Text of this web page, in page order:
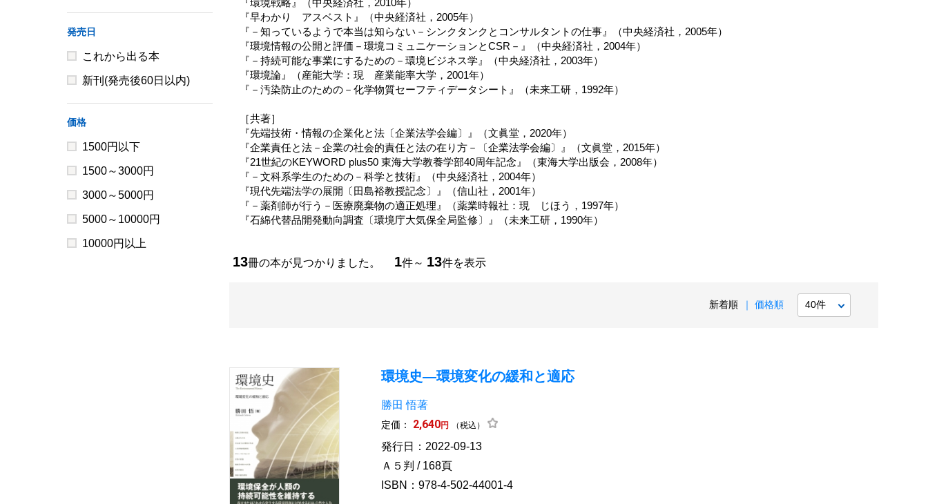
『早わかり アスベスト』（中央経済社，2005年）
『－知っているようで本当は知らない－シンクタンクとコンサルタントの仕事』（中央経済社，2005年）
『環境情報の公開と評価－環境コミュニケーションとCSR－』（中央経済社，2004年）
『－持続可能な事業にするための－環境ビジネス学』（中央経済社，2003年）
『環境論』（産能大学：現 産業能率大学，2001年）
『－汚染防止のための－化学物質セーフティデータシート』（未来工研，1992年）
［共著］
『先端技術・情報の企業化と法〔企業法学会編〕』（文眞堂，2020年）
『企業責任と法－企業の社会的責任と法の在り方－〔企業法学会編〕』（文眞堂，2015年）
『21世紀のKEYWORD plus50 東海大学教養学部40周年記念』（東海大学出版会，2008年）
『－文科系学生のための－科学と技術』（中央経済社，2004年）
『現代先端法学の展開〔田島裕教授記念〕』（信山社，2001年）
『－薬剤師が行う－医療廃棄物の適正処理』（薬業時報社：現 じほう，1997年）
『石綿代替品開発動向調査〔環境庁大気保全局監修〕』（未来工研，1990年）
13冊の本が見つかりました。 1件～ 13件を表示
新着順 価格順
環境史―環境変化の緩和と適応
勝田 悟著
定価： 2,640円 （税込）
発行日：2022-09-13
Ａ５判 / 168頁
ISBN：978-4-502-44001-4
発売日
これから出る本
新刊(発売後60日以内)
価格
1500円以下
1500～3000円
3000～5000円
5000～10000円
10000円以上